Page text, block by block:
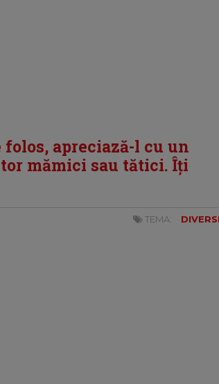
apreciază-l cu un
mămici sau tătici. Îți
TEMA: